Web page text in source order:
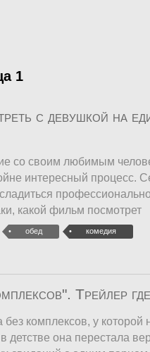
1
с девушкой на
со своим любимым
интересный процесс.
какой фильм посмотрет
обед комедия
Трейлер
комплексов, у которой
она перестала